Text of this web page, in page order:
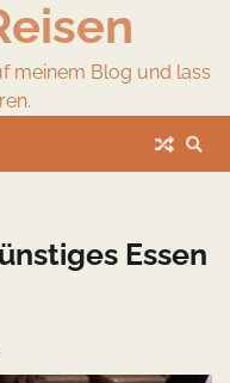
meinem Blog und lass
Essen